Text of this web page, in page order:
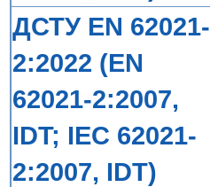
ДСТУ EN 62021-
2:2022 (EN
62021-2:2007,
IDT; IEC 62021-
2:2007, IDT)